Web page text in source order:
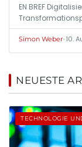
EN BREF
Simon Weber•10.
NEUESTE
TECHNOLOGIE